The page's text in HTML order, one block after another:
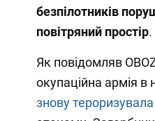
безпілотників
повітряний простір.
Як повідомляв
окупаційна армія в
знову тероризувала